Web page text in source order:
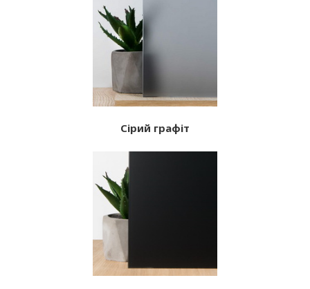
Сірий графіт